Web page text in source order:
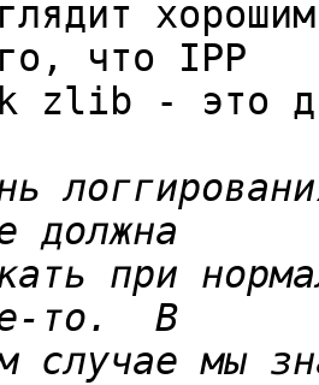
что IPP
- это
при
случае мы